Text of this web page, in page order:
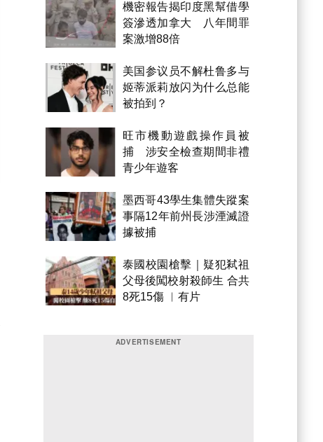
機密報告揭印度黑幫借學
簽滲透加拿大 八年間罪
案激增88倍
美国参议员不解杜鲁多与
姬蒂派莉放闪为什么总能
被拍到？
旺市機動遊戲操作員被
捕 涉安全檢查期間非禮
青少年遊客
墨西哥43學生集體失蹤案
事隔12年前州長涉湮滅證
據被捕
泰國校園槍擊｜疑犯弒祖
父母後闖校射殺師生 合共
8死15傷 ︱有片